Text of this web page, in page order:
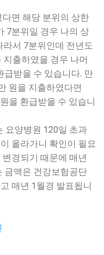
면 해당 분위의 상한
7분위일 경우 나의 상
서 7분위인데 전년도
출하였을 경우 나머
급받을 수 있습니다. 만
원을 지출하였다면
을 환급받을 수 있습니
요양병원 120일 초과
올라가니 확인이 필요
경되기 때문에 매년
금액은 건강보험공단
매년 1월경 발표됩니